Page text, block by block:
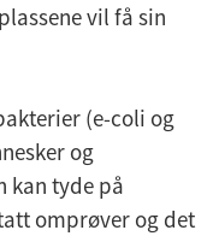
vil få sin
(e-coli og
og
kan tyde på
omprøver og det